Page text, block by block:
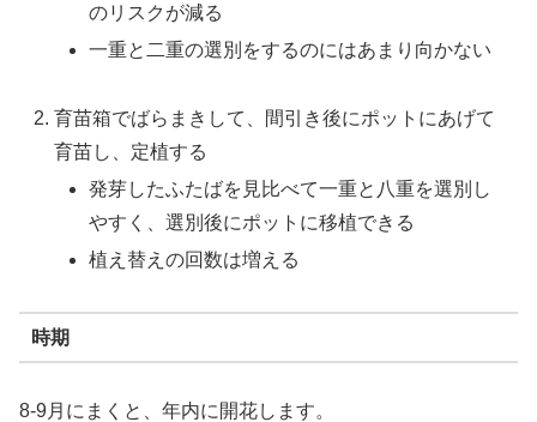
のリスクが減る
一重と二重の選別をするのにはあまり向かない
育苗箱でばらまきして、間引き後にポットにあげて
育苗し、定植する
発芽したふたばを見比べて一重と八重を選別し
やすく、選別後にポットに移植できる
植え替えの回数は増える
時期
8-9月にまくと、年内に開花します。